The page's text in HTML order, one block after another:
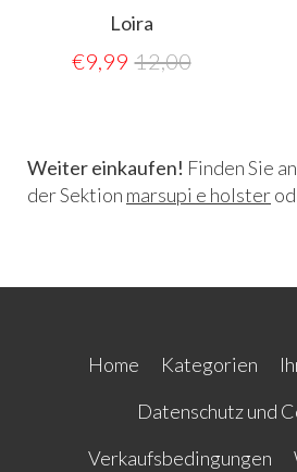
Loira
€9,99 12,00
Weiter einkaufen! Finden Sie
der Sektion marsupi e holster
Home Kategorien
Datenschutz und
Verkaufsbedingungen